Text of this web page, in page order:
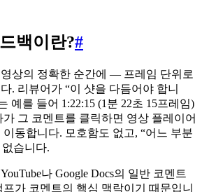
백이란?#
상의 정확한 순간에 — 프레임 단위로
. 리뷰어가 “이 샷을 다듬어야 합니
예를 들어 1:22:15 (1분 22초 15프레임)
그 코멘트를 클릭하면 영상 플레이어
동합니다. 모호함도 없고, “어느 부분
습니다.
나 Google Docs의 일반 코멘트
가 코멘트의 핵심 맥락이기 때문입니